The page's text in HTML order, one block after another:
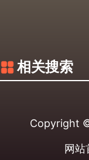
相关搜索
Copyright
网站